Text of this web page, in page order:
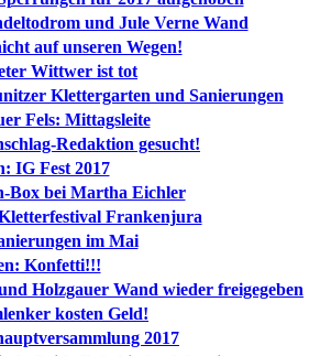
und Jule Verne Wand
auf unseren Wegen!
Wittwer ist tot
Klettergarten und Sanierungen
Fels: Mittagsleite
Redaktion gesucht!
IG Fest 2017
Box bei Martha Eichler
Frankenjura
im Mai
Konfetti!!!
Holzgauer Wand wieder freigegeben
kosten Geld!
2017